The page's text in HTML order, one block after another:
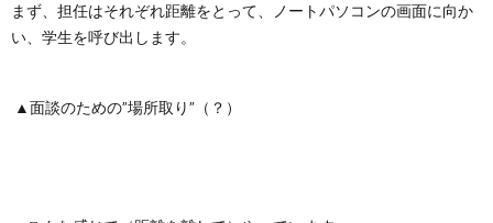
まず、担任はそれぞれ距離をとって、ノートパソコンの画面に向か
い、学生を呼び出します。
▲面談のための”場所取り”（？）